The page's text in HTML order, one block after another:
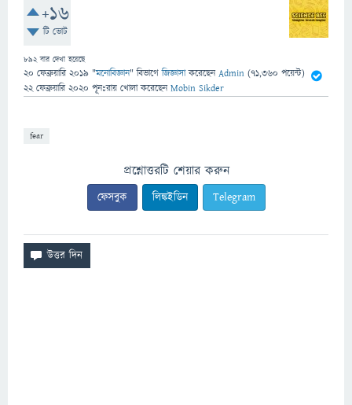
+16
টি ভোট
892বার দেখা হয়েছে
20 ফেব্রুয়ারি 2019 "মনোবিজ্ঞান" বিভাগে জিজ্ঞাসাকরেছেনAdmin (71,360 পয়েন্ট)
22 ফেব্রুয়ারি 2020 পূনঃরায় খোলা করেছেনMobin Sikder
fear
প্রশ্নোত্তরটি শেয়ার করুন
ফেসবুক লিঙ্কইডিন Telegram